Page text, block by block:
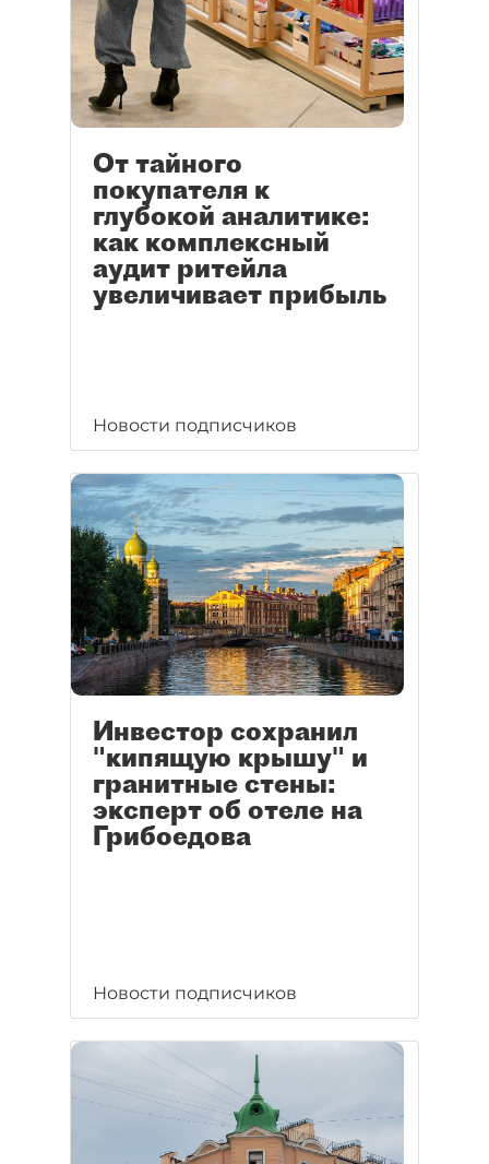
От тайного
покупателя к
глубокой аналитике:
как комплексный
аудит ритейла
увеличивает прибыль
Новости подписчиков
Инвестор сохранил
"кипящую крышу" и
гранитные стены:
эксперт об отеле на
Грибоедова
Новости подписчиков